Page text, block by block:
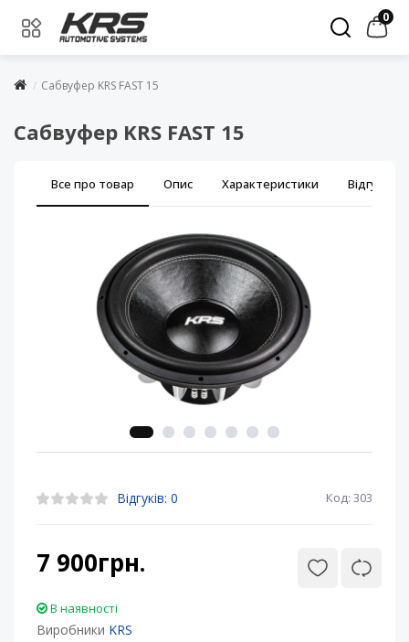
0
Сабвуфер KRS FAST 15
Сабвуфер KRS FAST 15
Все про товар Опис Характеристики Відгуки (0)
Відгуків: 0 Код: 303
7 900грн.
В наявності
Виробники KRS